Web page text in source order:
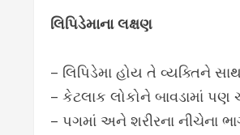
લિપિડેમાના લક્ષણ
– લિપિડેમા હોય તે વ્યક્તિને
– કેટલાક લોકોને બાવડામાં પણ
– પગમાં અને શરીરના નીચેના